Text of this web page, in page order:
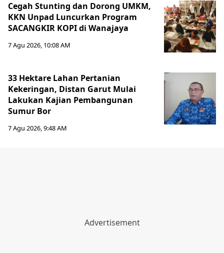
Cegah Stunting dan Dorong UMKM,
KKN Unpad Luncurkan Program
SACANGKIR KOPI di Wanajaya
7 Agu 2026, 10:08 AM
33 Hektare Lahan Pertanian
Kekeringan, Distan Garut Mulai
Lakukan Kajian Pembangunan
Sumur Bor
7 Agu 2026, 9:48 AM